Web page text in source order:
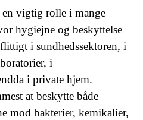
en vigtig rolle i mange
hygiejne og beskyttelse
i sundhedssektoren, i
i
i private hjem.
at beskytte både
mod bakterier, kemikalier,